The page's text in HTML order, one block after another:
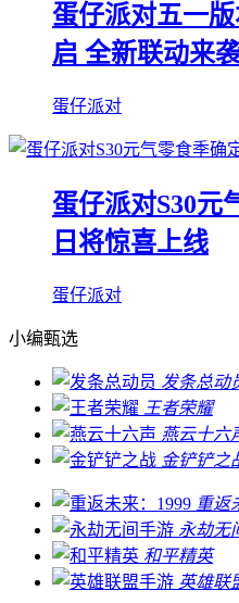
蛋仔派对五一
启 全新联动来
蛋仔派对
蛋仔派对S30元
日将惊喜上线
蛋仔派对
小编甄选
发条总动
王者荣耀
燕云十六
金铲铲之
重返
永劫无
和平精英
英雄联